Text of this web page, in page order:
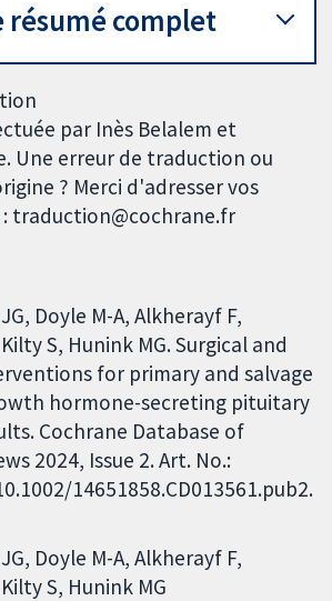
résumé complet
par Inès Belalem et
Une erreur de traduction ou
? Merci d'adresser vos
traduction@cochrane.fr
Doyle M-A, Alkherayf F,
S, Hunink MG. Surgical and
for primary and salvage
hormone-secreting pituitary
Cochrane Database of
2024, Issue 2. Art. No.:
14651858.CD013561.pub2.
Doyle M-A Alkherayf F
Kilty S Hunink MG